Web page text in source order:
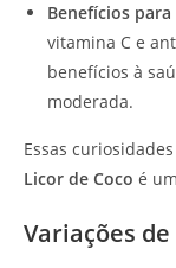
Benefícios para
vitamina C e
benefícios à
moderada.
Essas
Licor de Coco é
Variações